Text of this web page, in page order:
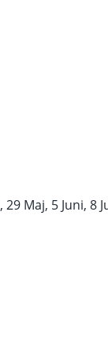
Maj, 5 Juni, 8